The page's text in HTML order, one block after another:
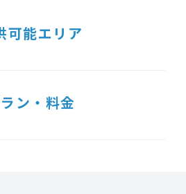
可能エリア
ン・料金